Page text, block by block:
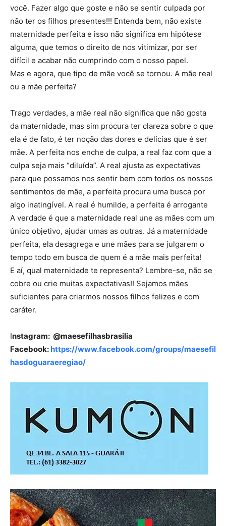
━ pricing plans
você. Fazer algo que goste e não se sentir culpada por
não ter os filhos presentes!!! Entenda bem, não existe
maternidade perfeita e isso não significa em hipótese
alguma, que temos o direito de nos vitimizar, por ser
difícil e acabar não cumprindo com o nosso papel.
Mas e agora, que tipo de mãe você se tornou. A mãe real
ou a mãe perfeita?
Trago verdades, a mãe real não significa que não gosta
da maternidade, mas sim procura ter clareza sobre o que
ela é de fato, é ter noção das dores e delícias que é ser
mãe. A perfeita nos enche de culpa, a real faz com que a
culpa seja mais “diluída”. A real ajusta as expectativas
para que possamos nos sentir bem com todos os nossos
sentimentos de mãe, a perfeita procura uma busca por
algo inatingível. A real é humilde, a perfeita é arrogante
A verdade é que a maternidade real une as mães com um
único objetivo, ajudar umas as outras. Já a maternidade
perfeita, ela desagrega e une mães para se julgarem o
tempo todo em busca de quem é a mãe mais perfeita!
E aí, qual maternidade te representa? Lembre-se, não se
cobre ou crie muitas expectativas!! Sejamos mães
suficientes para criarmos nossos filhos felizes e com
caráter.
Instagram: @maesefilhasbrasilia
Facebook: https://www.facebook.com/groups/maesefil
hasdoguaraeregiao/